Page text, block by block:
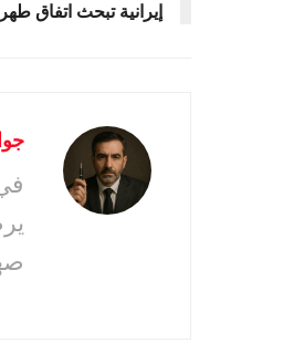
إيرانية تبحث اتفاق